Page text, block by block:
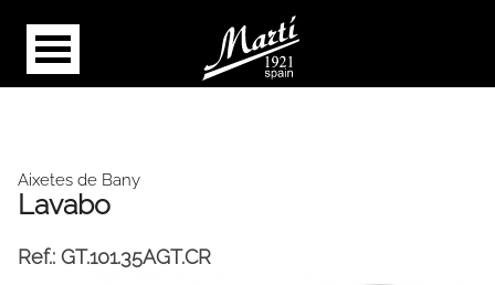
Aixetes de Bany
Lavabo
Ref.: GT.101.35AGT.CR